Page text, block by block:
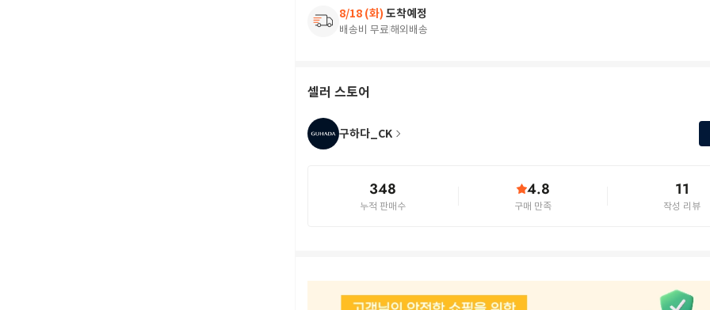
8/18 (화) 도착예정
배송비 무료해외배송
셀러 스토어
구하다_CK
348
누적 판매수
4.8
구매 만족
11
작성 리뷰